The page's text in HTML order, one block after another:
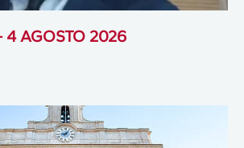
4 AGOSTO 2026